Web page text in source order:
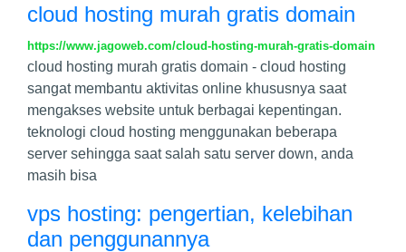
cloud hosting murah gratis domain
https://www.jagoweb.com/cloud-hosting-murah-gratis-domain
cloud hosting murah gratis domain - cloud hosting
sangat membantu aktivitas online khususnya saat
mengakses website untuk berbagai kepentingan.
teknologi cloud hosting menggunakan beberapa
server sehingga saat salah satu server down, anda
masih bisa
vps hosting: pengertian, kelebihan
dan penggunannya